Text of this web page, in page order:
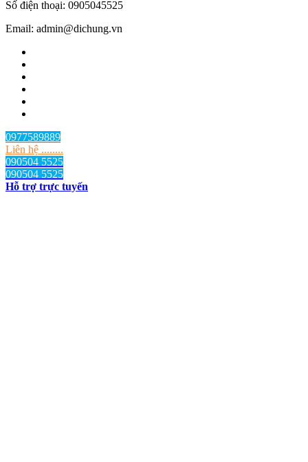
Số điện thoại: 0905045525
Email: admin@dichung.vn
0977589889
Liên hệ ........
090504 5525
090504 5525
Hỗ trợ trực tuyến